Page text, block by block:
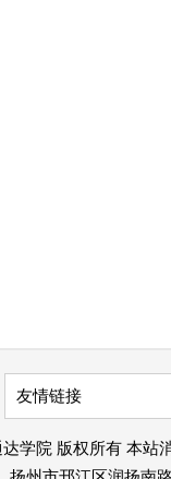
友情链接
学院 版权所有 本站